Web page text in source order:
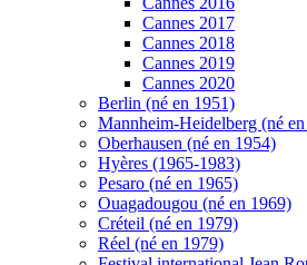
Cannes 2017
Cannes 2018
Cannes 2019
Cannes 2020
Berlin (né en 1951)
Mannheim-Heidelberg (né
Oberhausen (né en 1954)
Hyères (1965-1983)
Pesaro (né en 1965)
Ouagadougou (né en 1969)
Créteil (né en 1979)
Réel (né en 1979)